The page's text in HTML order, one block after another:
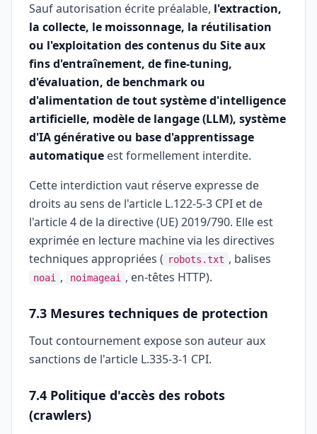
Sauf autorisation écrite préalable, l'extraction,
la collecte, le moissonnage, la réutilisation
ou l'exploitation des contenus du Site aux
fins d'entraînement, de fine-tuning,
d'évaluation, de benchmark ou
d'alimentation de tout système d'intelligence
artificielle, modèle de langage (LLM), système
d'IA générative ou base d'apprentissage
automatique est formellement interdite.
Cette interdiction vaut réserve expresse de
droits au sens de l'article L.122-5-3 CPI et de
l'article 4 de la directive (UE) 2019/790. Elle est
exprimée en lecture machine via les directives
techniques appropriées ( robots.txt , balises
noai , noimageai , en-têtes HTTP).
7.3 Mesures techniques de protection
Tout contournement expose son auteur aux
sanctions de l'article L.335-3-1 CPI.
7.4 Politique d'accès des robots
(crawlers)